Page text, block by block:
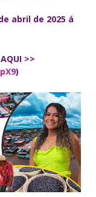
abril de 2025 á
>>
)